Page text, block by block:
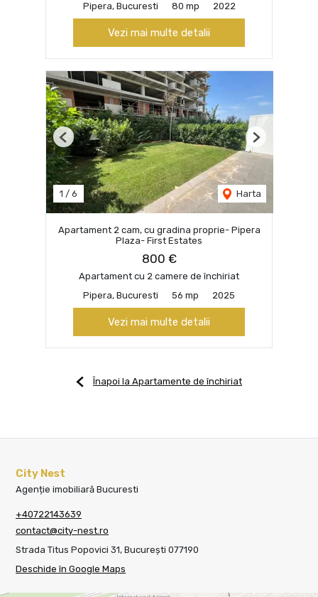
Pipera, Bucuresti
80 mp 2022
Vezi mai multe detalii
1 / 6 Harta
Previous Next
Apartament 2 cam, cu gradina proprie- Pipera
Plaza- First Estates
800 €
Apartament cu 2 camere de închiriat
Pipera, Bucuresti
56 mp 2025
Vezi mai multe detalii
Înapoi la Apartamente de închiriat
City Nest
Agenție imobiliară Bucuresti
+40722143639
contact@city-nest.ro
Strada Titus Popovici 31, București 077190
Deschide în Google Maps